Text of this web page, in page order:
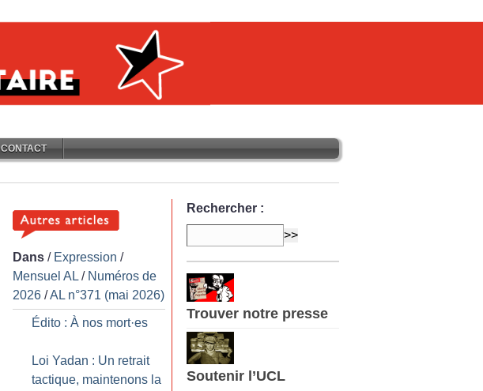
CONTACT
Dans / Expression /
Mensuel AL / Numéros de
2026 /AL n°371 (mai 2026)
Édito : À nos mort·es
Loi Yadan : Un retrait
tactique, maintenons la
Rechercher :
Trouver notre presse
Soutenir l’UCL